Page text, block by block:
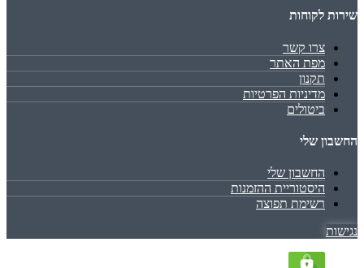
שירות לקוחות
צרו קשר
מפת האתר
תקנון
מדיניות הפרטיות
ביטולים
החשבון שלי
החשבון שלי
היסטוריית ההזמנות
רשימת תפוצה
נגישות